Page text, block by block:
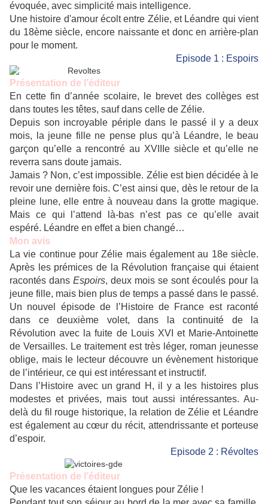
évoquée, avec simplicité mais intelligence.
Une histoire d'amour écolt entre Zélie, et Léandre qui vient
du 18ème siècle, encore naissante et donc en arrière-plan
pour le moment.
Episode 1 : Espoirs
Présentation de l’éditeur
En cette fin d’année scolaire, le brevet des collèges est
dans toutes les têtes, sauf dans celle de Zélie.
Depuis son incroyable périple dans le passé il y a deux
mois, la jeune fille ne pense plus qu’à Léandre, le beau
garçon qu’elle a rencontré au XVIIIe siècle et qu’elle ne
reverra sans doute jamais.
Jamais ? Non, c’est impossible. Zélie est bien décidée à le
revoir une dernière fois. C’est ainsi que, dès le retour de la
pleine lune, elle entre à nouveau dans la grotte magique.
Mais ce qui l’attend là-bas n’est pas ce qu’elle avait
espéré. Léandre en effet a bien changé…
Mon avis
La vie continue pour Zélie mais également au 18e siècle.
Après les prémices de la Révolution française qui étaient
racontés dans Espoirs, deux mois se sont écoulés pour la
jeune fille, mais bien plus de temps a passé dans le passé.
Un nouvel épisode de l’Histoire de France est raconté
dans ce deuxième volet, dans la continuité de la
Révolution avec la fuite de Louis XVI et Marie-Antoinette
de Versailles. Le traitement est très léger, roman jeunesse
oblige, mais le lecteur découvre un évènement historique
de l’intérieur, ce qui est intéressant et instructif.
Dans l’Histoire avec un grand H, il y a les histoires plus
modestes et privées, mais tout aussi intéressantes. Au-
delà du fil rouge historique, la relation de Zélie et Léandre
est également au cœur du récit, attendrissante et porteuse
d’espoir.
Episode 2 : Révoltes
Présentation de l’éditeur
Que les vacances étaient longues pour Zélie !